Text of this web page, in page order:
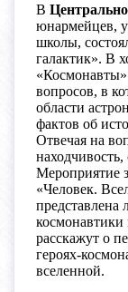
В
юнармейцев,
школы,
галактик». В
вопросов, в
области
фактов об
Отвечая на
Мероприятие
«Человек.
представлена
космонавтики
расскажут о
героях-
вселенной.